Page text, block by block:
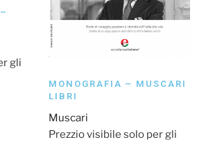
gli
MONOGRAFIA – MUSCARI
LIBRI
Muscari
Prezzio visibile solo per gli